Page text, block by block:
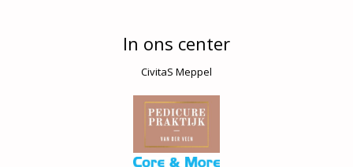
In ons center
CivitaS Meppel